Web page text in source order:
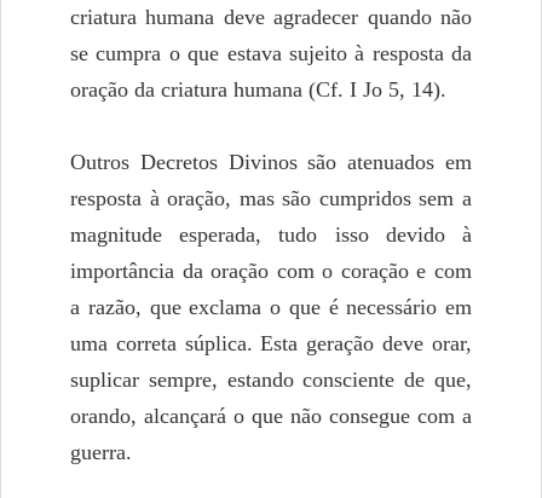
criatura humana deve agradecer quando não
se cumpra o que estava sujeito à resposta da
oração da criatura humana (Cf. I Jo 5, 14).
Outros Decretos Divinos são atenuados em
resposta à oração, mas são cumpridos sem a
magnitude esperada, tudo isso devido à
importância da oração com o coração e com
a razão, que exclama o que é necessário em
uma correta súplica. Esta geração deve orar,
suplicar sempre, estando consciente de que,
orando, alcançará o que não consegue com a
guerra.